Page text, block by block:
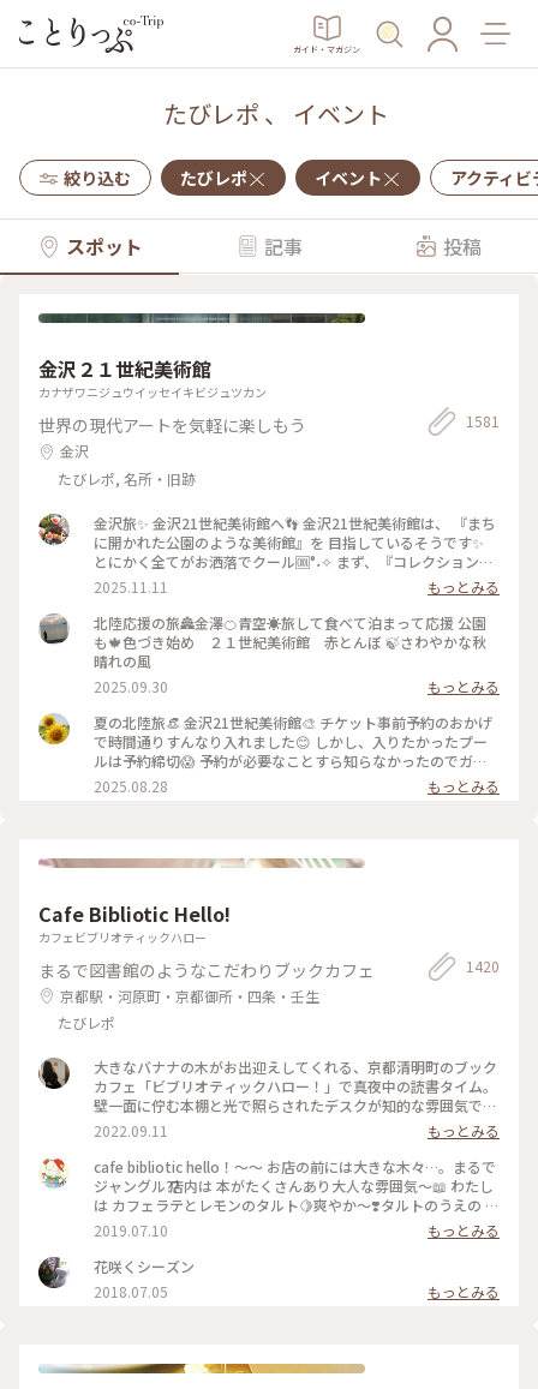
ガイド・マガジン
たびレポ 、 イベント
絞り込む たびレポ イベント アクティ
スポット 記事 投稿
金沢２１世紀美術館
カナザワニジュウイッセイキビジュツカン
世界の現代アートを気軽に楽しもう
金沢
たびレポ, 名所・旧跡
1581
金沢旅✨ 金沢21世紀美術館へ👣 金沢21世紀美術館は、 『まち
に開かれた公園のような美術館』を 目指しているそうです✨
とにかく全てがお洒落でクール🆒°˖✧ まず、『コレクション展
2 文字の可能性』を鑑賞。 現代アート作品における「文字」
の表現に 焦点を当てて、文字が持つ可能性を 絵画、版画、
書、陶芸、映像など 様々な形式の作品を通して探求していま
す。 文字に関して多角的な視点から見た作品の数々、 こうい
う見方もあるんだ！と とても興味深かったです✨ また、
『SIDE CORE Living road, Living space / 生きている道、生き
るための場所』も鑑賞。 これは、アートチームSIDE COREの
展覧会で、 「道」や「移動」をテーマに、 ストリートカルチ
ャーの視点から 「異なる場所をつなぐ表現」、 「生きるため
の場所」を 美術館の中に創出することを目指しているそう✨
様々な角度から道や移動を見ている作品、 一体感もあってと
っても面白かったです！ 一日中いても楽しめる とっても素敵
所』 2025年10月18日(土) - 2026年3月15日(日) #金沢21世紀
#SIDECORELivingroadLivingspace/生きている道生きるため
の場所 #ことりっぷと一緒 #金沢 #金沢旅
2025.11.11
もっとみる
北陸応援の旅🏯金澤🍊青空☀️旅して食べて泊まって応援 公園
も🍁色づき始め ２１世紀美術館 赤とんぼ 🍃さわやかな秋
晴れの風
2025.09.30
もっとみる
夏の北陸旅👒 金沢21世紀美術館🎨‎ チケット事前予約のおかげ
で時間通りすんなり入れました😊 しかし、入りたかったプー
ルは予約締切😱 予約が必要なことすら知らなかったのでガッ
カリ💧 そうですよね、人気の美術館ですものね… そして雨の
ため、屋外でプールを上から覗くのも中止になっていました💧
み、上から覗くプールが見られるようになり急いで見学！ も
わいいラビットチェアや、憧れのアルネ・ヤコブセンデザイン
のアントチェアやスワンチェアに座れたのも満足✨ 女子トイレ
世紀美術館 #美術館 #金沢 #石川 #アートな景色
2025.08.28 もっとみる
Cafe Bibliotic Hello!
カフェビブリオティックハロー
まるで図書館のようなこだわりブックカフェ
京都駅・河原町・京都御所・四条・壬生
たびレポ
1420
大きなバナナの木がお出迎えしてくれる、京都清明町のブック
カフェ「ビブリオティックハロー！」で真夜中の読書タイム。
壁一面に佇む本棚と光で照らされたデスクが知的な雰囲気で、
これぞ大人カフェでした。2階に貫けている本棚を見に行く
と、ちょっとスケスケの渡り廊下でスリリング。スイーツもド
リンクも美味しくて、夜遅くまでやっているのも嬉しくて。。
これは出張の度に立ち寄りそうです。築150年以上の町屋をリ
ノベしたというところも見応えあり。観光というよりも、ロー
カルに寄り添っているようで温かい空気も感じました。 #私の
ことりっぷ2022 #Myことりっぷ #京都カフェ #ブックカフ
ェ #読書 #ガトーショコラ #コーヒー
2022.09.11
もっとみる
cafe bibliotic hello！〜〜 お店の前には大きな木々…。まるで
ジャングル⁇ 店内は 本がたくさんあり大人な雰囲気〜📖 わたし
は カフェラテとレモンのタルト🍋爽やか〜❣️タルトのうえの レ
モンのドライフルーツがめちゃくちゃ美味しい❣️ カフェの横で
は パンも販売してます。こちらも魅力的でしたが またの機会
に〜 #京都#カフェ#レモンタルト
2019.07.10
もっとみる
花咲くシーズン
2018.07.05
もっとみる